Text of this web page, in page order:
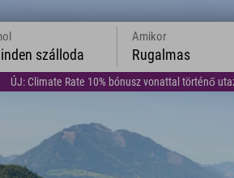
ÚJ: Climate Rate 10% bónusz vonattal történő
szálloda
Amikor
Rugalmas